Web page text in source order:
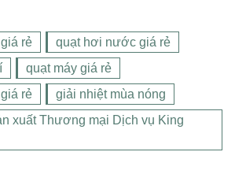
rẻ
quạt hơi nước giá rẻ
quạt máy giá rẻ
rẻ
giải nhiệt mùa nóng
xuất Thương mại Dịch vụ King